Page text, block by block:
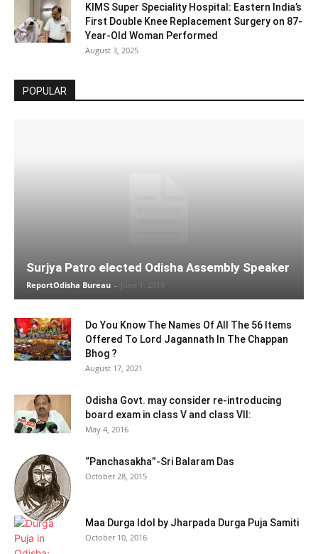
KIMS Super Speciality Hospital: Eastern India’s
First Double Knee Replacement Surgery on 87-
Year-Old Woman Performed
August 3, 2025
POPULAR
Surjya Patro elected Odisha Assembly Speaker
ReportOdisha Bureau - June 1, 2019
Do You Know The Names Of All The 56 Items
Offered To Lord Jagannath In The Chappan
Bhog ?
August 17, 2021
Odisha Govt. may consider re-introducing
board exam in class V and class VII:
May 4, 2016
“Panchasakha”-Sri Balaram Das
October 28, 2015
Maa Durga Idol by Jharpada Durga Puja Samiti
October 10, 2016